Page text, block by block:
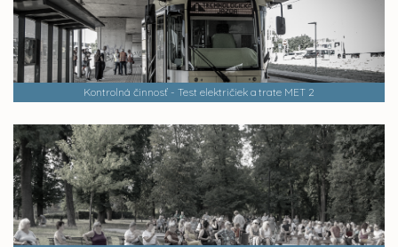
Kontrolná činnosť - Test električiek a trate MET 2